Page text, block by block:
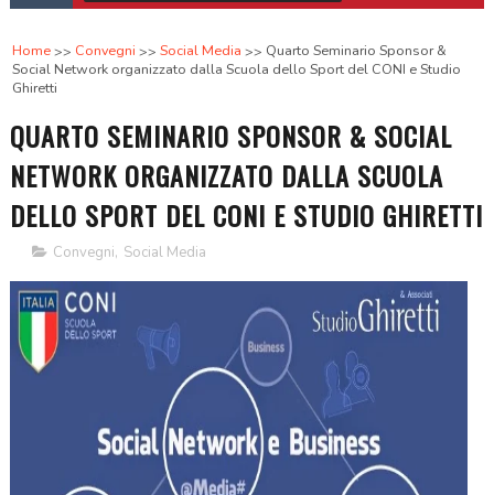
Home Convegni Social Media
Quarto Seminario Sponsor &
Social Network organizzato dalla Scuola dello Sport del CONI e Studio
Ghiretti
QUARTO SEMINARIO SPONSOR & SOCIAL
NETWORK ORGANIZZATO DALLA SCUOLA
DELLO SPORT DEL CONI E STUDIO GHIRETTI
Convegni, Social Media